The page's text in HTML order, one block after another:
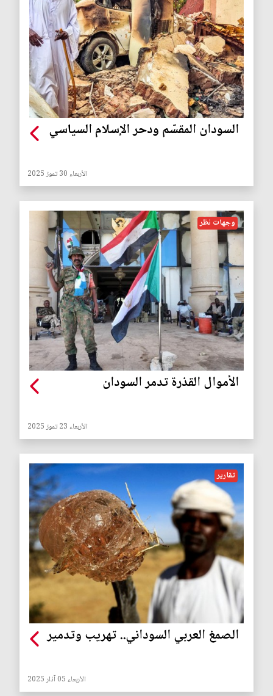
السودان المقسّم ودحر الإسلام السياسي
الأربعاء 30 تموز 2025
وجهات نظر
الأموال القذرة تدمر السودان
الأربعاء 23 تموز 2025
تقارير
الصمغ العربي السوداني.. تهريب وتدمير
الأربعاء 05 آذار 2025